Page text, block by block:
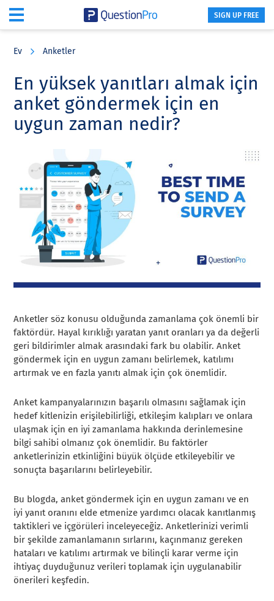
content
sidebar
SIGN UP FREE
Ev Anketler
En yüksek yanıtları almak için
anket göndermek için en
uygun zaman nedir?
Anketler söz konusu olduğunda zamanlama çok önemli bir
faktördür. Hayal kırıklığı yaratan yanıt oranları ya da değerli
geri bildirimler almak arasındaki fark bu olabilir. Anket
göndermek için en uygun zamanı belirlemek, katılımı
artırmak ve en fazla yanıtı almak için çok önemlidir.
Anket kampanyalarınızın başarılı olmasını sağlamak için
hedef kitlenizin erişilebilirliği, etkileşim kalıpları ve onlara
ulaşmak için en iyi zamanlama hakkında derinlemesine
bilgi sahibi olmanız çok önemlidir. Bu faktörler
anketlerinizin etkinliğini büyük ölçüde etkileyebilir ve
sonuçta başarılarını belirleyebilir.
Bu blogda, anket göndermek için en uygun zamanı ve en
iyi yanıt oranını elde etmenize yardımcı olacak kanıtlanmış
taktikleri ve içgörüleri inceleyeceğiz. Anketlerinizi verimli
bir şekilde zamanlamanın sırlarını, kaçınmanız gereken
hataları ve katılımı artırmak ve bilinçli karar verme için
ihtiyaç duyduğunuz verileri toplamak için uygulanabilir
önerileri keşfedin.